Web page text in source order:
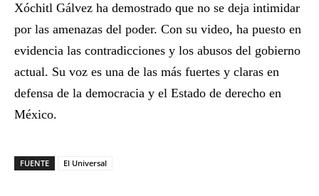
Xóchitl Gálvez ha demostrado que no se deja intimidar
por las amenazas del poder. Con su video, ha puesto en
evidencia las contradicciones y los abusos del gobierno
actual. Su voz es una de las más fuertes y claras en
defensa de la democracia y el Estado de derecho en
México.
FUENTE El Universal